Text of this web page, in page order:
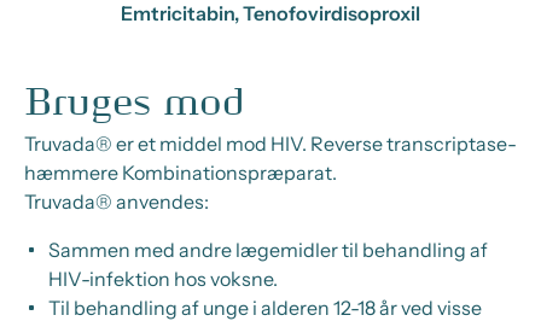
Emtricitabin, Tenofovirdisoproxil
Bruges mod
Truvada® er et middel mod HIV. Reverse transcriptase-
hæmmere Kombinationspræparat.
Truvada® anvendes:
Sammen med andre lægemidler til behandling af
HIV-infektion hos voksne.
Til behandling af unge i alderen 12-18 år ved visse